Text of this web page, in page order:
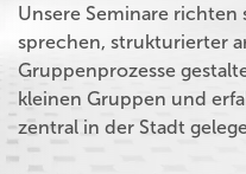
Unsere Seminare richten
sprechen, strukturierter
Gruppenprozesse
kleinen Gruppen und
zentral in der Stadt